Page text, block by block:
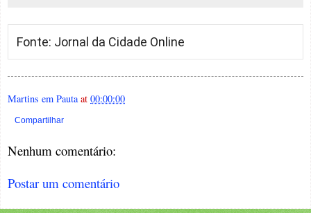
Fonte: Jornal da Cidade Online
Martins em Pauta at 00:00:00
Compartilhar
Nenhum comentário:
Postar um comentário